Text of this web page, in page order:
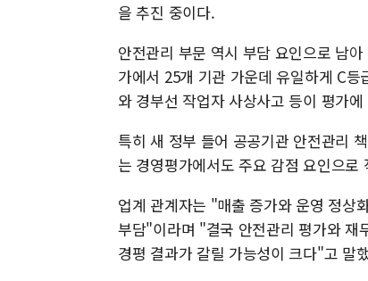
을 추진 중이다.
안전관리 부문 역시 부담 요인으로 남
가에서 25개 기관 가운데 유일하게 C
와 경부선 작업자 사상사고 등이 평가
특히 새 정부 들어 공공기관 안전관리
는 경영평가에서도 주요 감점 요인으
업계 관계자는 "매출 증가와 운영 정상
부담"이라며 "결국 안전관리 평가와 재
경평 결과가 갈릴 가능성이 크다"고 말